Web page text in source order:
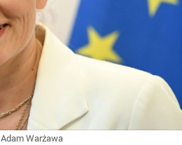
Adam Warżawa